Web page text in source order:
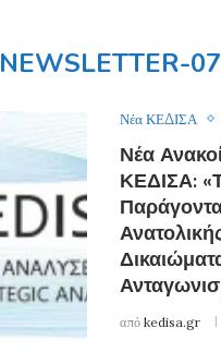
NEWSLETTER-
Νέα ΚΕΔΙΣΑ
Νέα
ΚΕΔΙΣΑ:
από kedisa.gr